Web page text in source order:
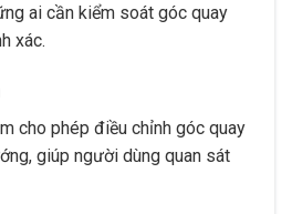
ai cần kiểm soát góc quay
xác.
cho phép điều chỉnh góc quay
giúp người dùng quan sát